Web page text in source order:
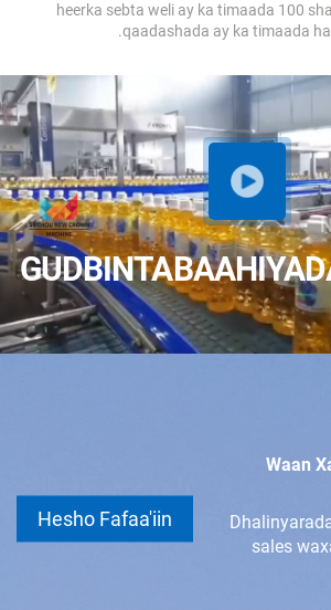
heerka sebta weli ay ka timaada 100
qaadashada ay ka timaada
GUDBINTA
Waan
sales
Hesho Fafaa'iin